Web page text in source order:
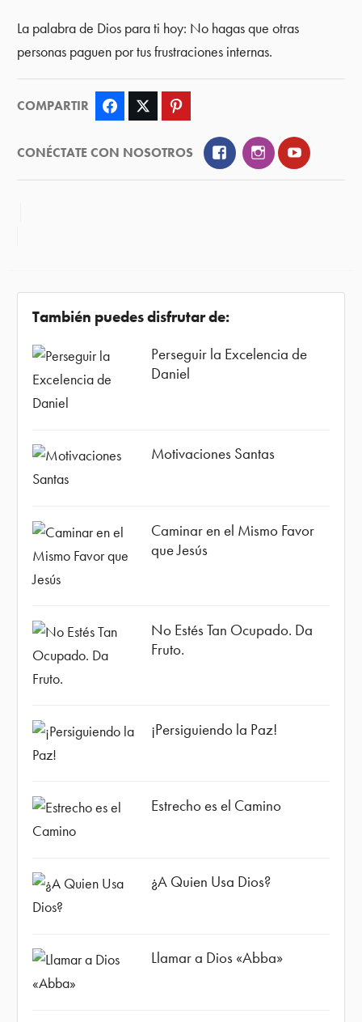
La palabra de Dios para ti hoy: No hagas que otras
personas paguen por tus frustraciones internas.
COMPARTIR Facebook Twitter
CONÉCTATE CON NOSOTROS FacebookInstagramYouTube
También puedes disfrutar de:
Perseguir la Excelencia de
Daniel
Motivaciones Santas
Caminar en el Mismo Favor
que Jesús
No Estés Tan Ocupado. Da
Fruto.
¡Persiguiendo la Paz!
Estrecho es el Camino
¿A Quien Usa Dios?
Llamar a Dios «Abba»